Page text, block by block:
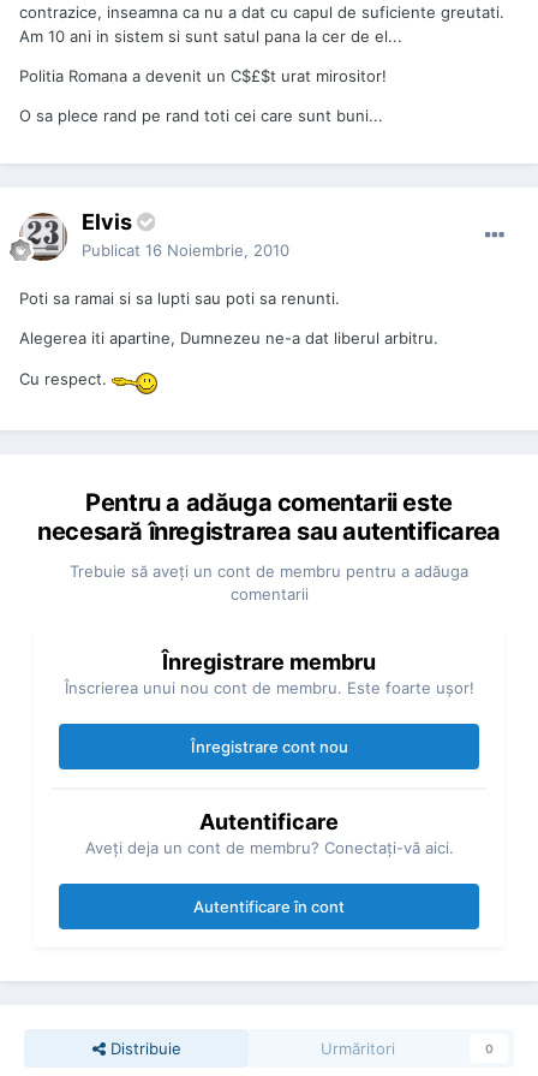
contrazice, inseamna ca nu a dat cu capul de suficiente greutati.
Am 10 ani in sistem si sunt satul pana la cer de el...
Politia Romana a devenit un C$£$t urat mirositor!
O sa plece rand pe rand toti cei care sunt buni...
Elvis
Publicat 16 Noiembrie, 2010
Poti sa ramai si sa lupti sau poti sa renunti.
Alegerea iti apartine, Dumnezeu ne-a dat liberul arbitru.
Cu respect.
Pentru a adăuga comentarii este
necesară înregistrarea sau autentificarea
Trebuie să aveţi un cont de membru pentru a adăuga
comentarii
Înregistrare membru
Înscrierea unui nou cont de membru. Este foarte uşor!
Înregistrare cont nou
Autentificare
Aveţi deja un cont de membru? Conectaţi-vă aici.
Autentificare în cont
Distribuie Urmăritori 0